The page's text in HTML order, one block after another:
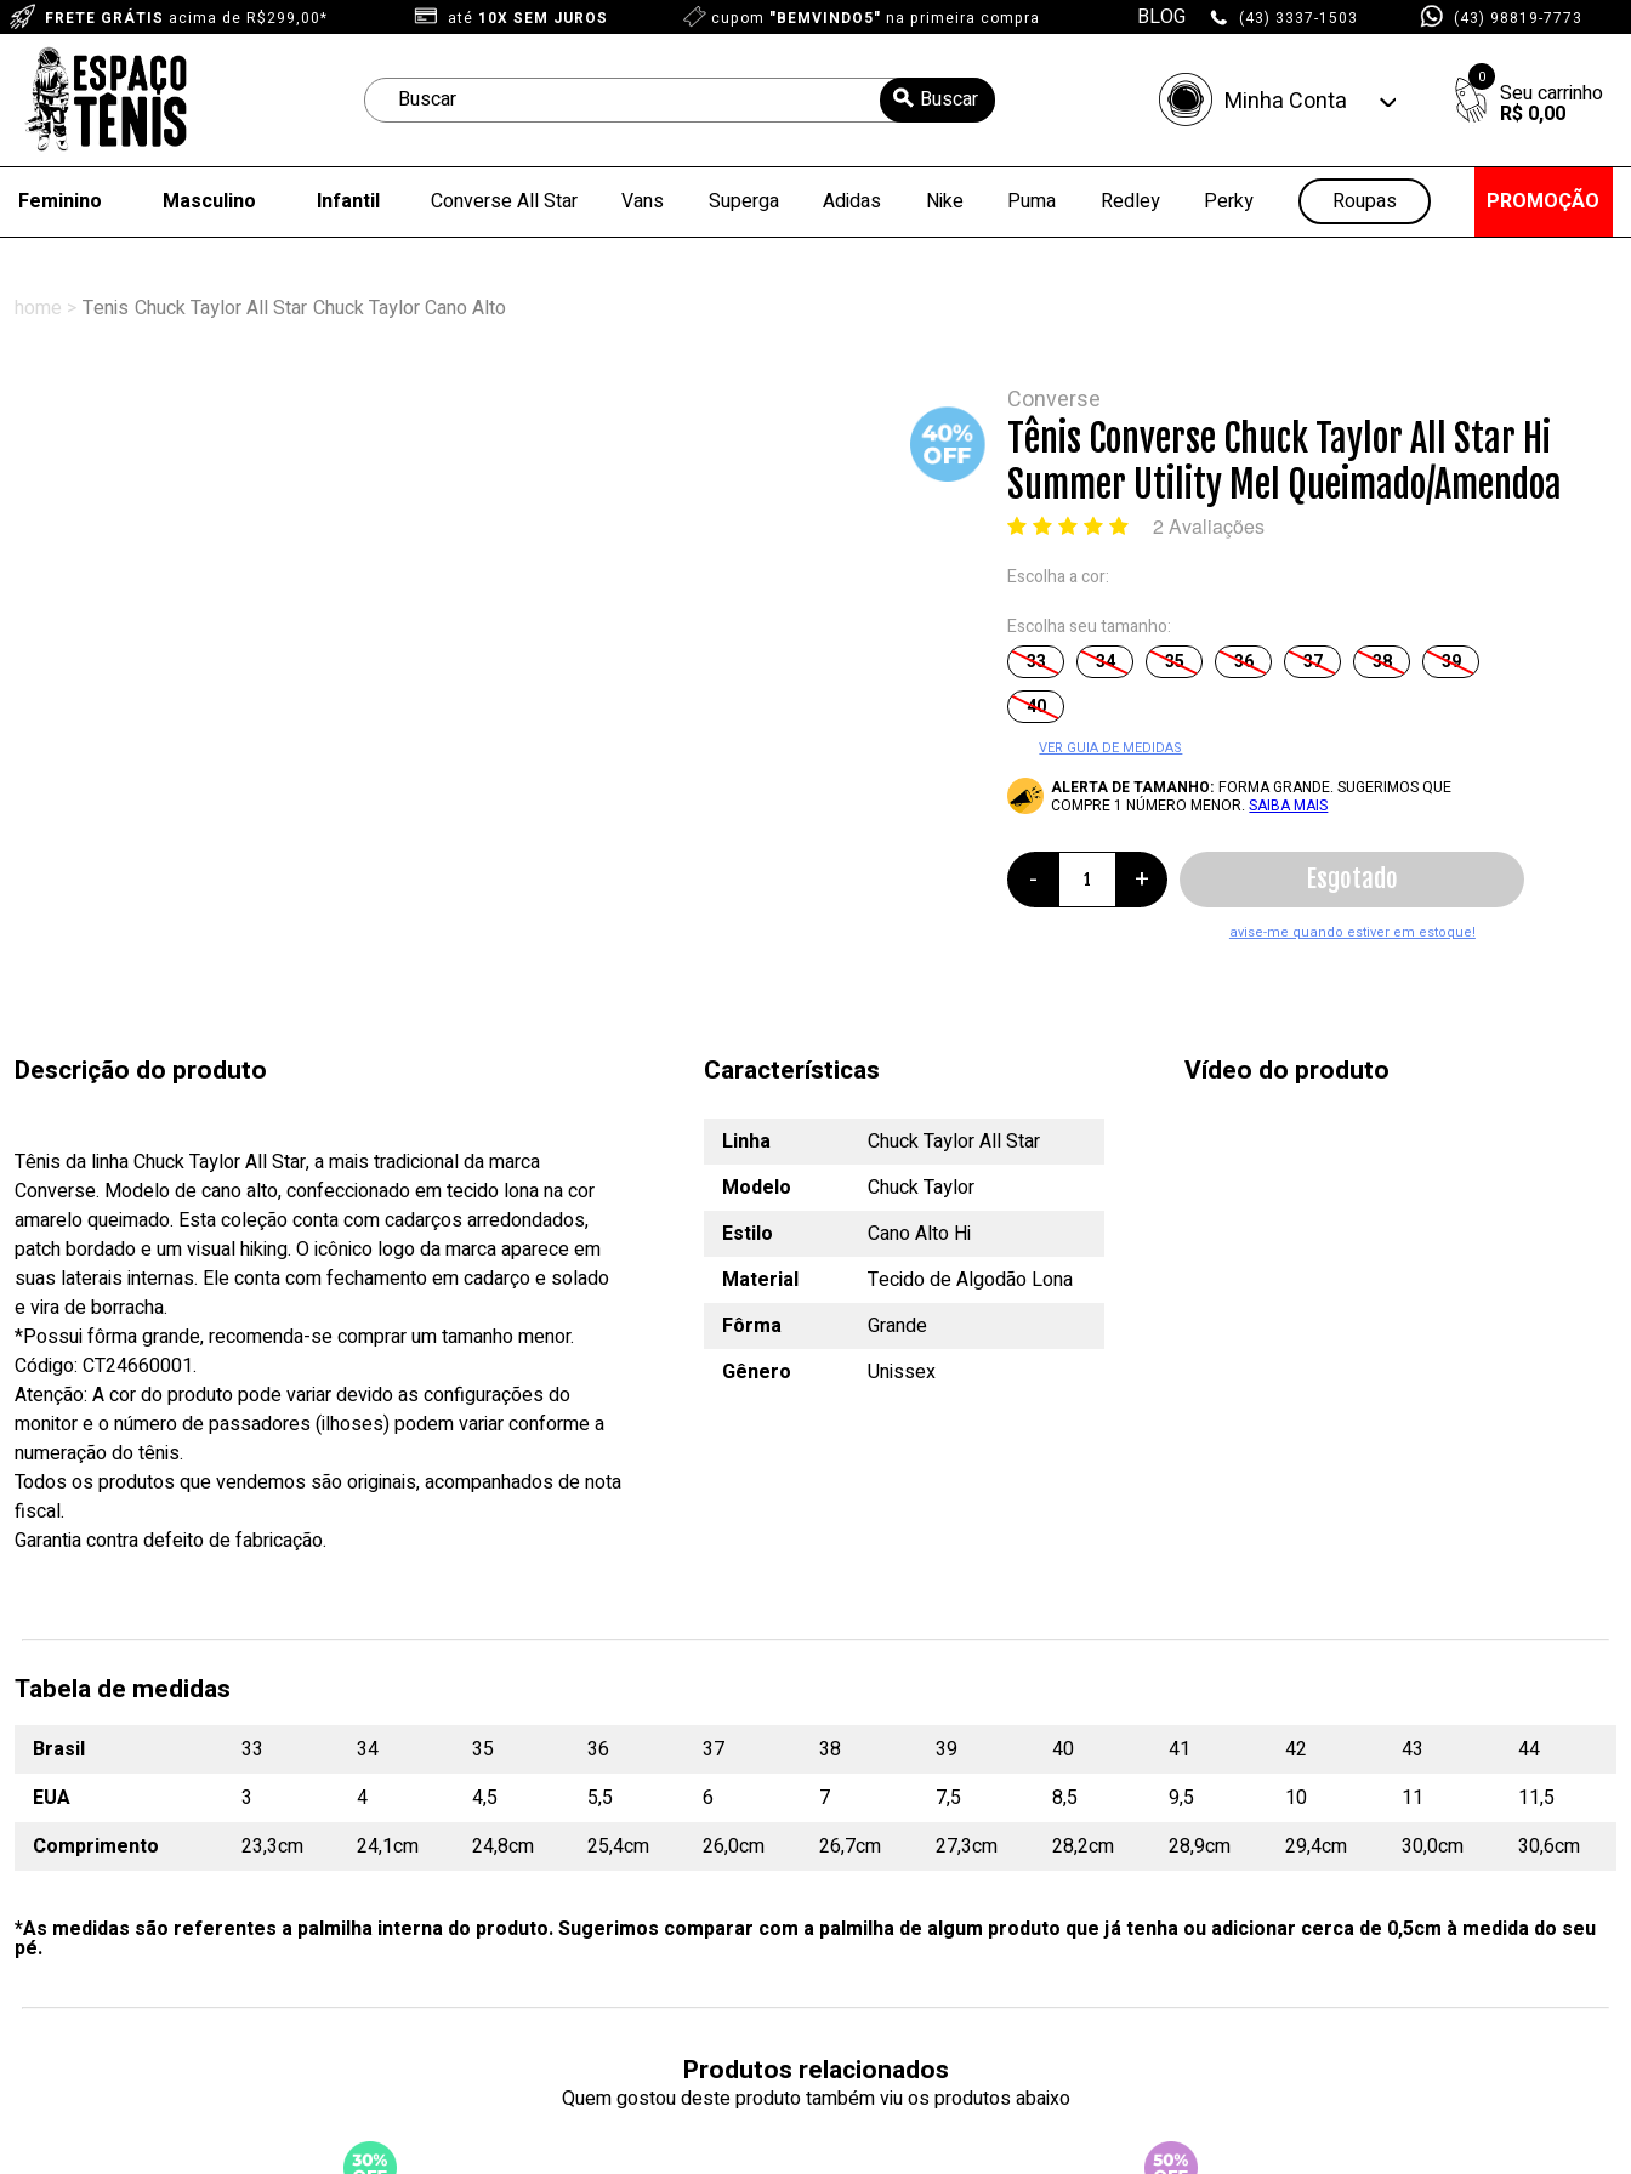
FRETE GRÁTIS acima de R$299,00* até 10X SEM JUROS cupom "BEMVINDO5" na primeira compra BLOG (43) 3337-1503 (43) 98819-7773
Minha Conta
Minhas Compras
0
R$ 0,00
Feminino Masculino Infantil Converse All Star Vans Superga Adidas Nike Puma Redley Perky Roupas PROMOÇÃO
Tenis Chuck Taylor All Star Chuck Taylor Cano Alto
Converse
Tênis Converse Chuck Taylor All Star Hi
Summer Utility Mel Queimado/Amendoa
2 Avaliações
Escolha a cor:
Escolha seu tamanho:
33
34 35 36 37 38
39
40
VER GUIA DE MEDIDAS
ALERTA DE TAMANHO: FORMA GRANDE. SUGERIMOS QUE
COMPRE 1 NÚMERO MENOR.SAIBA MAIS
- +
Descrição do produto
Tênis da linha Chuck Taylor All Star, a mais tradicional da marca
Converse. Modelo de cano alto, confeccionado em tecido lona na cor
amarelo queimado. Esta coleção conta com cadarços arredondados,
patch bordado e um visual hiking. O icônico logo da marca aparece em
suas laterais internas. Ele conta com fechamento em cadarço e solado
e vira de borracha.
*Possui fôrma grande, recomenda-se comprar um tamanho menor.
Código: CT24660001.
Atenção: A cor do produto pode variar devido as configurações do
monitor e o número de passadores (ilhoses) podem variar conforme a
numeração do tênis.
Todos os produtos que vendemos são originais, acompanhados de nota
fiscal.
Garantia contra defeito de fabricação.
Características
Linha
Chuck Taylor All Star
Modelo
Chuck Taylor
Estilo
Cano Alto Hi
Material
Tecido de Algodão Lona
Fôrma
Grande
Gênero
Unissex
Vídeo do produto
Tabela de medidas
Brasil 33 34 35 36 37 38 39 40 41 42 43
44
EUA
3 4 4,5 5,5 6 7 7,5 8,5 9,5 10 11
11,5
Comprimento
23,3cm 24,1cm 24,8cm 25,4cm 26,0cm 26,7cm 27,3cm 28,2cm 28,9cm 29,4cm 30,0cm 30,6cm
*As medidas são referentes a palmilha interna do produto. Sugerimos comparar com a palmilha de algum produto que já tenha ou adicionar cerca de 0,5cm à medida do seu
pé.
Produtos relacionados
Quem gostou deste produto também viu os produtos abaixo